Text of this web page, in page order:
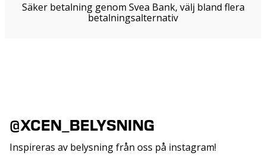
Säker betalning genom Svea Bank, välj bland flera
betalningsalternativ
@XCEN_BELYSNING
Inspireras av belysning från oss på instagram!